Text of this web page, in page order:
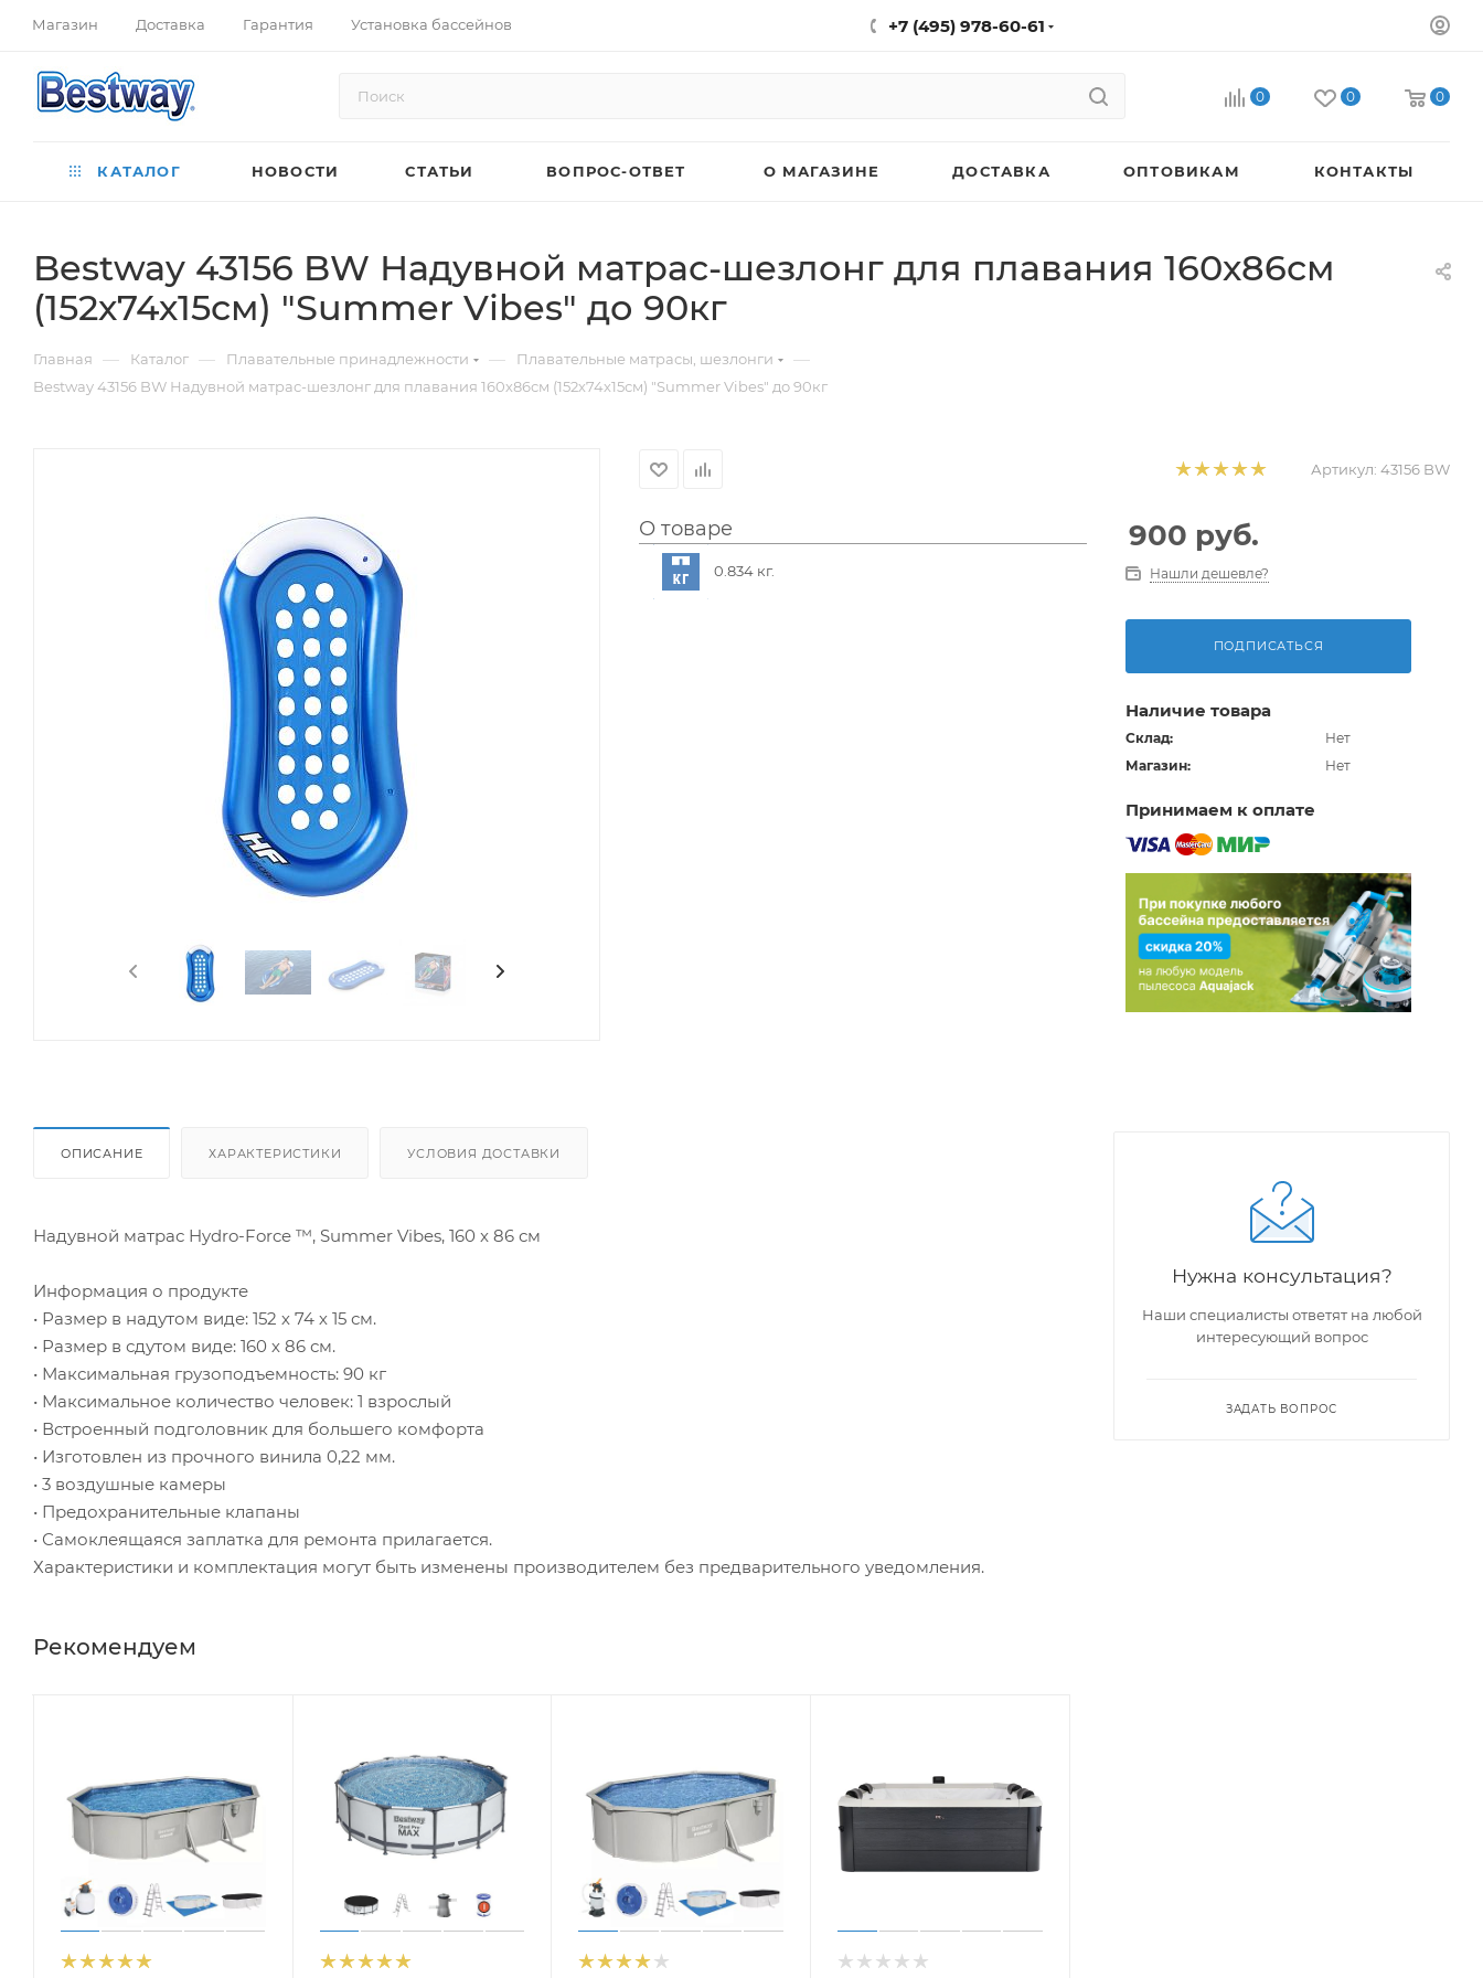
Магазин Доставка Гарантия Установка бассейнов +7 (495) 978-60-61
0 0 0
КАТАЛОГ НОВОСТИ СТАТЬИ ВОПРОС-ОТВЕТ О МАГАЗИНЕ ДОСТАВКА ОПТОВИКАМ КОНТАКТЫ
Bestway 43156 BW Надувной матрас-шезлонг для плавания 160х86см
(152х74х15см) "Summer Vibes" до 90кг
Главная — Каталог — Плавательные принадлежности — Плавательные матрасы, шезлонги —
Bestway 43156 BW Надувной матрас-шезлонг для плавания 160х86см (152х74х15см) "Summer Vibes" до 90кг
Артикул: 43156 BW
О товаре
0.834 кг.
900 руб.
Нашли дешевле?
ПОДПИСАТЬСЯ
Наличие товара
Склад:
Нет
Магазин:
Нет
Принимаем к оплате
ОПИСАНИЕ ХАРАКТЕРИСТИКИ УСЛОВИЯ ДОСТАВКИ
Надувной матрас Hydro-Force ™, Summer Vibes, 160 x 86 см
Информация о продукте
• Размер в надутом виде: 152 х 74 х 15 см.
• Размер в сдутом виде: 160 х 86 см.
• Максимальная грузоподъемность: 90 кг
• Максимальное количество человек: 1 взрослый
• Встроенный подголовник для большего комфорта
• Изготовлен из прочного винила 0,22 мм.
• 3 воздушные камеры
• Предохранительные клапаны
• Самоклеящаяся заплатка для ремонта прилагается.
Характеристики и комплектация могут быть изменены производителем без предварительного уведомления.
Рекомендуем
Нужна консультация?
Наши специалисты ответят на любой
интересующий вопрос
ЗАДАТЬ ВОПРОС